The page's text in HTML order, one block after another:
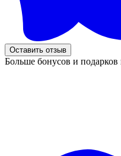
Оставить отзыв
Больше бонусов и